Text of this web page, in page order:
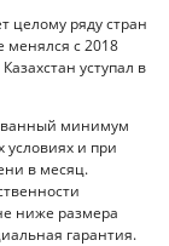
целому ряду стран
с 2018
уступал в
минимум
и при
в месяц.
ниже размера
гарантия.